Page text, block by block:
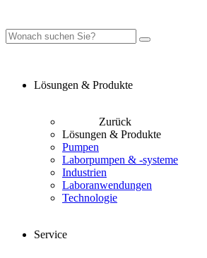
Lösungen & Produkte
Zurück
Lösungen & Produkte
Pumpen
Laborpumpen & -systeme
Industrien
Laboranwendungen
Technologie
Service